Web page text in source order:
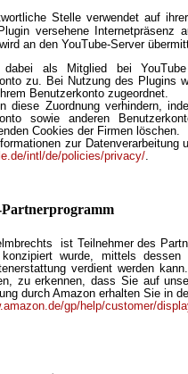
Stelle verwendet auf
versehene Internetpräsenz
an den YouTube-Server
als Mitglied bei YouTube
zu. Bei Nutzung des Plugins
Benutzerkonto zugeordnet.
diese Zuordnung verhindern,
sowie anderen
Cookies der Firmen löschen.
zur
intl/de/policies/privacy/.
Partnerprogramm
ist Teilnehmer des
wurde, mittels
verdient werden
zu erkennen, dass Sie auf
durch Amazon erhalten Sie in
gp/help/customer/